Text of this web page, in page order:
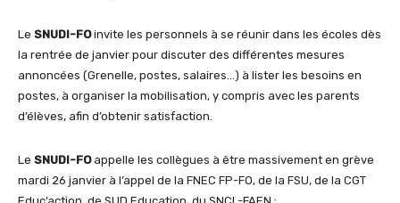
Le SNUDI-FOinvite les personnels à se réunir dans les écoles dès
la rentrée de janvier pour discuter des différentes mesures
annoncées (Grenelle, postes, salaires…) à lister les besoins en
postes, à organiser la mobilisation, y compris avec les parents
d’élèves, afin d’obtenir satisfaction.
Le SNUDI-FOappelle les collègues à être massivement en grève
mardi 26 janvier à l’appel de la FNEC FP-FO, de la FSU, de la CGT